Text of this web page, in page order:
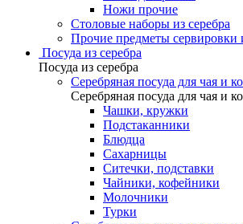
Ножи прочие
Столовые наборы из серебра
Прочие предметы сервировки
Посуда из серебра
Посуда из серебра
Серебряная посуда для чая и
Серебряная посуда для чая и
Чашки, кружки
Подстаканники
Блюдца
Сахарницы
Ситечки, подставки
Чайники, кофейники
Молочники
Турки